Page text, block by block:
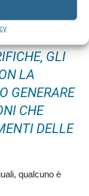
ANCHE
GLI
LA
GENERARE
CHE
DELLE
qualcuno è